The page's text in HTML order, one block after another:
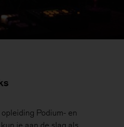
Podium- en
je aan de slag als